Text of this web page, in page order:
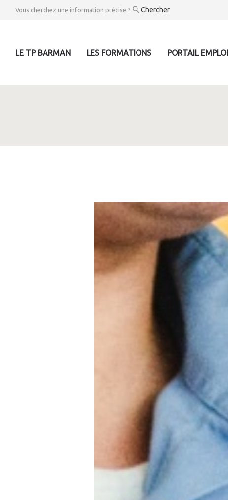
Vous cherchez une information précise ?
LE TP BARMAN LES FORMATIONS PORTAIL EMPLOI